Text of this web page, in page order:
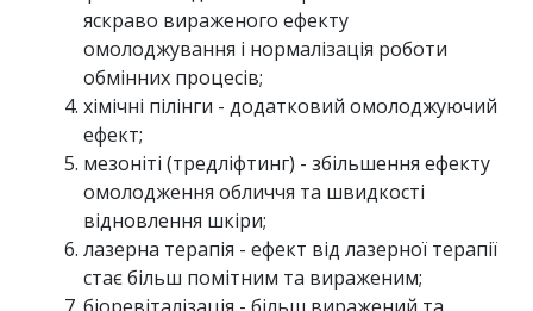
яскраво вираженого ефекту
омолоджування і нормалізація роботи
обмінних процесів;
хімічні пілінги - додатковий омолоджуючий
ефект;
мезоніті (тредліфтинг) - збільшення ефекту
омолодження обличчя та швидкості
відновлення шкіри;
лазерна терапія - ефект від лазерної терапії
стає більш помітним та вираженим;